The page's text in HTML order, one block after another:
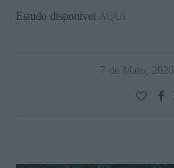
Estudo disponível AQUI
7 de Maio, 2026